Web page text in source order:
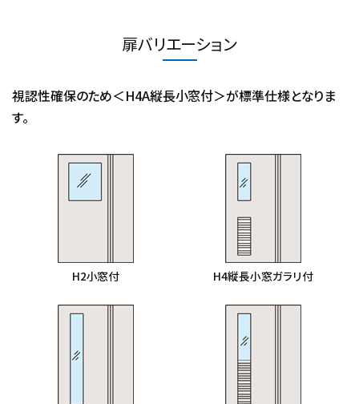
扉バリエーション
視認性確保のため＜H4A縦長小窓付＞が標準仕様となりま
す。
H2小窓付 H4縦長小窓ガラリ付